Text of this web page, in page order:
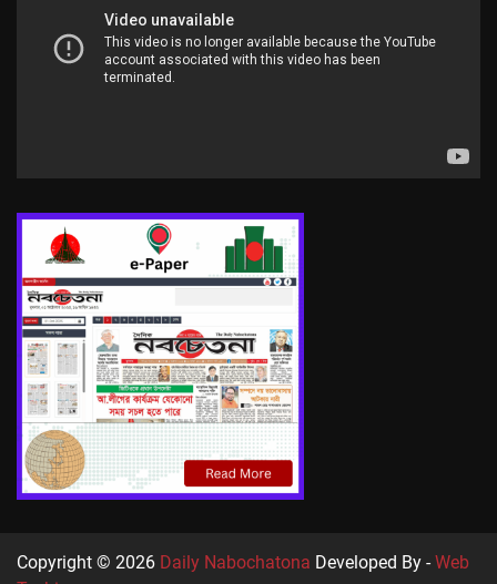
Copyright © 2026 Daily Nabochatona Developed By -Web